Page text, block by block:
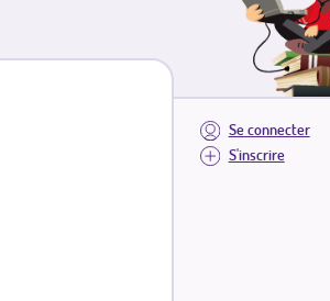
Se connecter
S'inscrire